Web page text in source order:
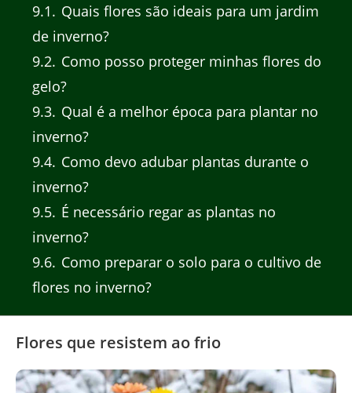
9.1
Quais flores são ideais para um jardim
de inverno?
9.2 Como posso proteger minhas flores do
gelo?
9.3 Qual é a melhor época para plantar no
inverno?
9.4 Como devo adubar plantas durante o
inverno?
9.5 É necessário regar as plantas no
inverno?
9.6 Como preparar o solo para o cultivo de
flores no inverno?
Flores que resistem ao frio